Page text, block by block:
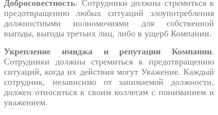
Добросовестность. Сотрудники должны стремиться к
предотвращению любых ситуаций злоупотребления
должностными полномочиями для собственной
выгоды, выгоды третьих лиц, либо в ущерб Компании.
Укрепление имиджа и репутации Компании.
Сотрудники должны стремиться к предотвращению
ситуаций, когда их действия могут Уважение. Каждый
сотрудник, независимо от занимаемой должности,
должен относиться к своим коллегам с пониманием и
уважением.